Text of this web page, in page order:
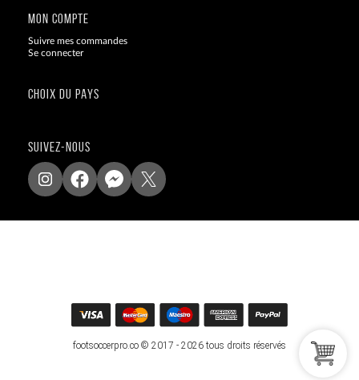
MON COMPTE
Suivre mes commandes
Se connecter
CHOIX DU PAYS
SUIVEZ-NOUS
footsoccerpro.co © 2017 - 2026 tous droits réservés